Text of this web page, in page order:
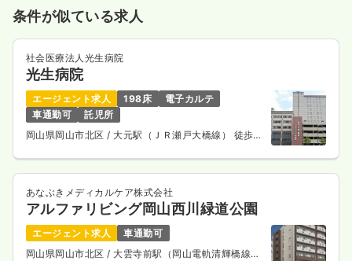
気になる
条件が似ている求人
社会医療法人光生病院
光生病院
エージェント求人 198床
電子カルテ
車通勤可
託児所
岡山県岡山市北区/ 大元駅（ＪＲ瀬戸大橋線） 徒歩
あなぶきメディカルケア株式会社
アルファリビング岡山西川緑道公園
エージェント求人
車通勤可
岡山県岡山市北区 / 大雲寺前駅（岡山電軌清輝橋線）